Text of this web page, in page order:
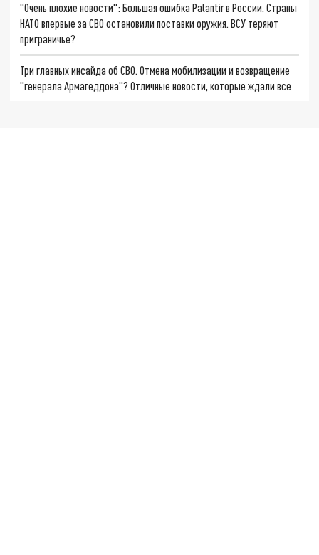
"Очень плохие новости": Большая ошибка Palantir в России. Страны
НАТО впервые за СВО остановили поставки оружия. ВСУ теряют
приграничье?
Три главных инсайда об СВО. Отмена мобилизации и возвращение
"генерала Армагеддона"? Отличные новости, которые ждали все